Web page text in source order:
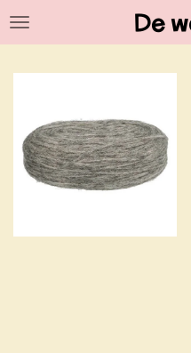
Ga
De